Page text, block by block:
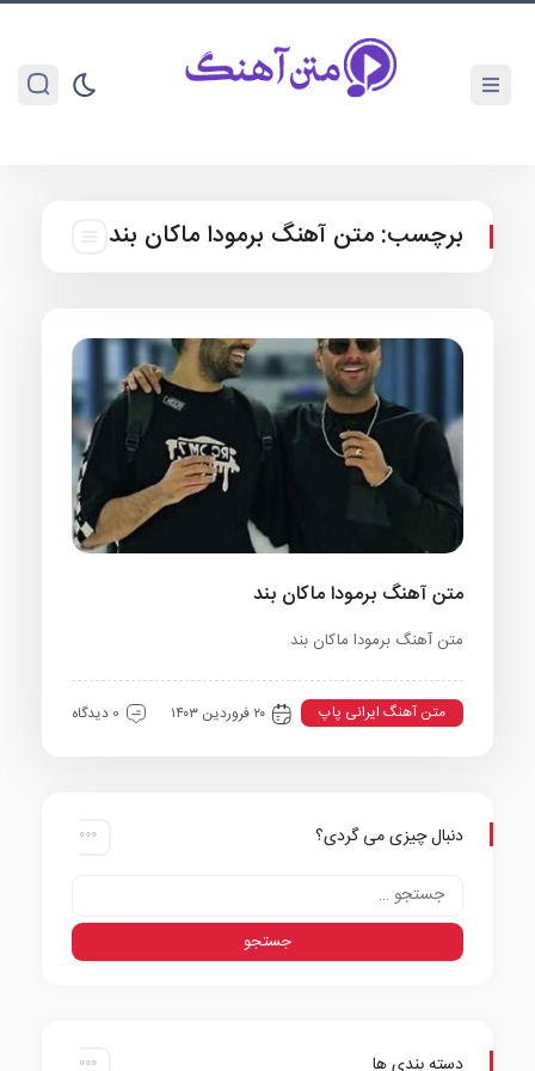
برچسب: متن آهنگ برمودا ماکان بند
متن آهنگ برمودا ماکان بند
متن آهنگ برمودا ماکان بند
متن آهنگ ایرانی پاپ ۲۰ فروردین ۱۴۰۳ 0 دیدگاه
دنبال چیزی می گردی؟